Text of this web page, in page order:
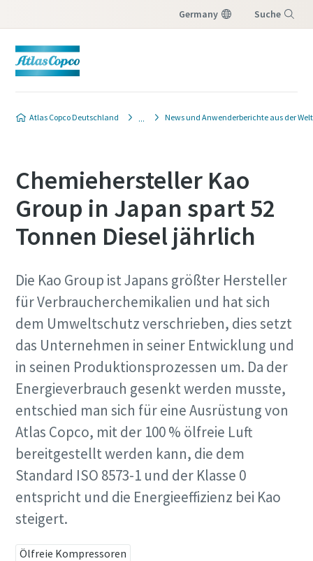
Germany Suche
Atlas Copco Deutschland News und Anwenderberichte aus der
kostenlose Online-Seminare zum Thema
Druckluft
Energiesparen mit Kompressoren
Chemiehersteller Kao
Group in Japan spart 52
Tonnen Diesel jährlich
Die Kao Group ist Japans größter Hersteller
für Verbraucherchemikalien und hat sich
dem Umweltschutz verschrieben, dies setzt
das Unternehmen in seiner Entwicklung und
in seinen Produktionsprozessen um. Da der
Energieverbrauch gesenkt werden musste,
entschied man sich für eine Ausrüstung von
Atlas Copco, mit der 100 % ölfreie Luft
bereitgestellt werden kann, die dem
Standard ISO 8573-1 und der Klasse 0
entspricht und die Energieeffizienz bei Kao
steigert.
Ölfreie Kompressoren